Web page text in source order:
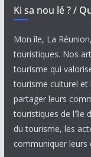
Ki sa nou lé ? /
Mon île, La
touristiques. Nos
tourisme qui
tourisme culturel et
partager leurs
touristiques de l'île
du tourisme, les
communiquer leurs